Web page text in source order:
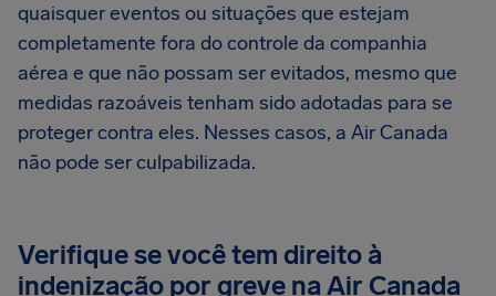
quaisquer eventos ou situações que estejam
completamente fora do controle da companhia
aérea e que não possam ser evitados, mesmo que
medidas razoáveis tenham sido adotadas para se
proteger contra eles. Nesses casos, a Air Canada
não pode ser culpabilizada.
Verifique se você tem direito à
indenização por greve na Air Canada